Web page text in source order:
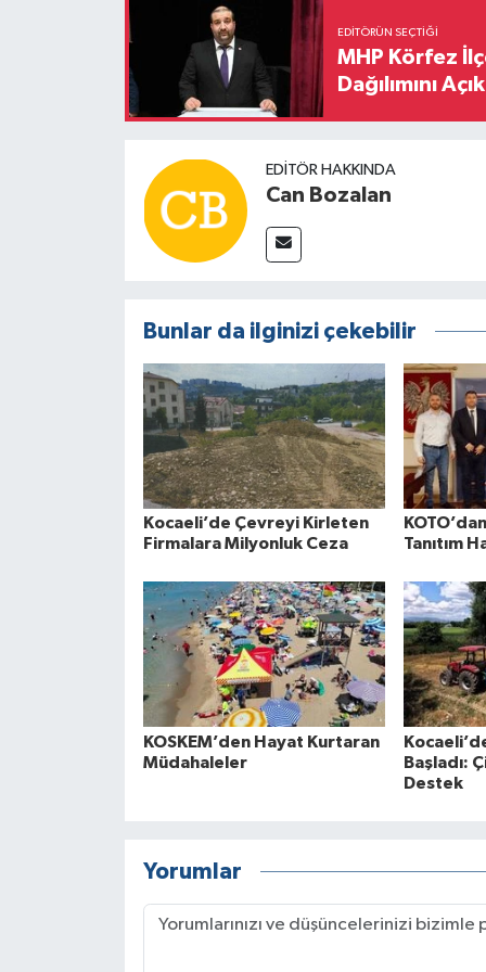
EDITÖRÜN SEÇTIĞI
MHP Körfez
Dağılımını
EDITÖR HAKKINDA
Can Bozalan
Bunlar da ilginizi çekebilir
Kocaeli’de Çevreyi Kirleten
Firmalara Milyonluk Ceza
Tanıtım
KOSKEM’den Hayat Kurtaran
Müdahaleler
Başladı:
Destek
Yorumlar